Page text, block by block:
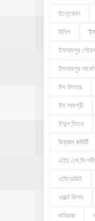
ইন্তেকাল
ইলিশ
ইসলামপুর
ইসলামপুর
ঈদ উপহার
ঈদ সামগ্রী
ঈদুল ফিতর
উন্নয়ন কমিটি
এইচ.এস.সি
এফিডেভিট
ওয়ার্ল্ড ভিশন
কবিরাজ